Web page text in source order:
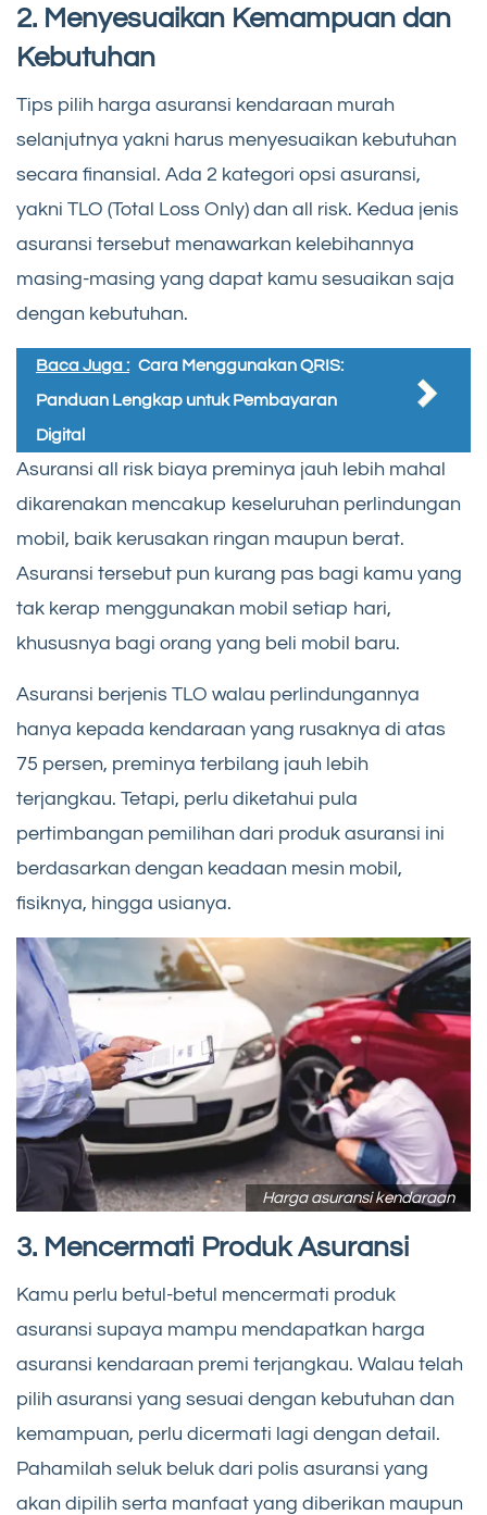
2. Menyesuaikan Kemampuan dan
Kebutuhan
Tips pilih harga asuransi kendaraan murah
selanjutnya yakni harus menyesuaikan kebutuhan
secara finansial. Ada 2 kategori opsi asuransi,
yakni TLO (Total Loss Only) dan all risk. Kedua jenis
asuransi tersebut menawarkan kelebihannya
masing-masing yang dapat kamu sesuaikan saja
dengan kebutuhan.
Baca Juga : Cara Menggunakan QRIS:
Panduan Lengkap untuk Pembayaran
Digital
Asuransi all risk biaya preminya jauh lebih mahal
dikarenakan mencakup keseluruhan perlindungan
mobil, baik kerusakan ringan maupun berat.
Asuransi tersebut pun kurang pas bagi kamu yang
tak kerap menggunakan mobil setiap hari,
khususnya bagi orang yang beli mobil baru.
Asuransi berjenis TLO walau perlindungannya
hanya kepada kendaraan yang rusaknya di atas
75 persen, preminya terbilang jauh lebih
terjangkau. Tetapi, perlu diketahui pula
pertimbangan pemilihan dari produk asuransi ini
berdasarkan dengan keadaan mesin mobil,
fisiknya, hingga usianya.
Harga asuransi kendaraan
3. Mencermati Produk Asuransi
Kamu perlu betul-betul mencermati produk
asuransi supaya mampu mendapatkan harga
asuransi kendaraan premi terjangkau. Walau telah
pilih asuransi yang sesuai dengan kebutuhan dan
kemampuan, perlu dicermati lagi dengan detail.
Pahamilah seluk beluk dari polis asuransi yang
akan dipilih serta manfaat yang diberikan maupun